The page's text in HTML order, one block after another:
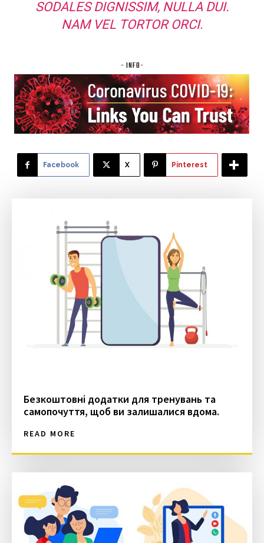
SODALES DIGNISSIM, NULLA DUI.
NAM VEL TORTOR ORCI.
- INFO-
Facebook X Pinterest
Безкоштовні додатки для тренувань та
самопочуття, щоб ви залишалися вдома.
READ MORE